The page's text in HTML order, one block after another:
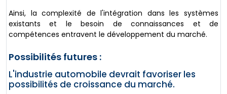
Ainsi, la complexité de l'intégration dans les systèmes
existants et le besoin de connaissances et de
compétences entravent le développement du marché.
Possibilités futures :
L'industrie automobile devrait favoriser les
possibilités de croissance du marché.